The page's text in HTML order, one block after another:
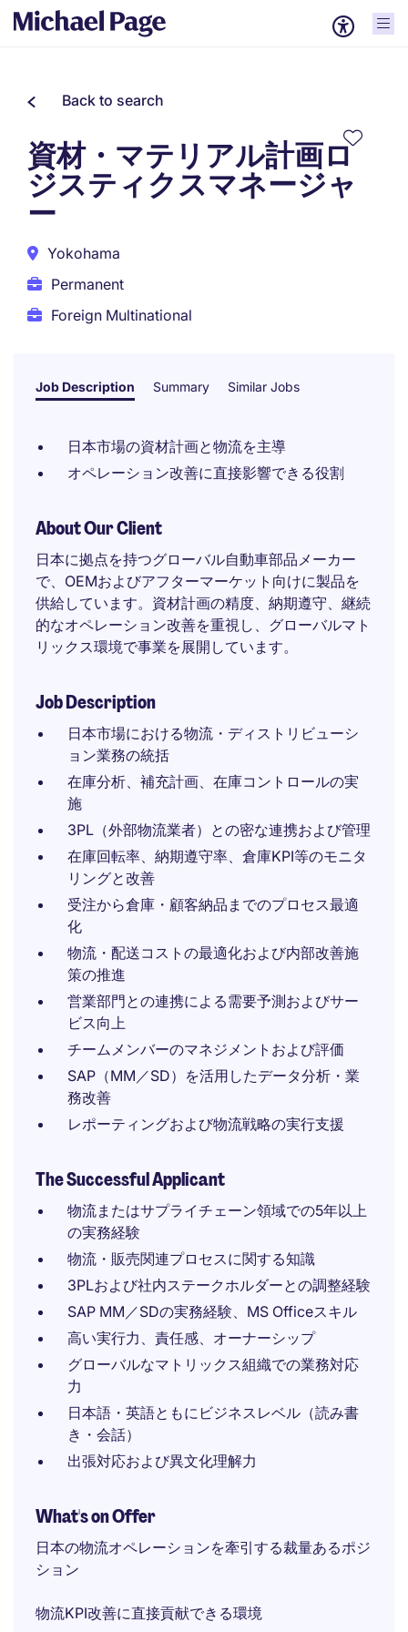
Back to search
資材・マテリアル計画ロ
ジスティクスマネージャ
ー
Yokohama
Permanent
Foreign Multinational
Job Description Summary Similar Jobs
日本市場の資材計画と物流を主導
オペレーション改善に直接影響できる役割
About Our Client
日本に拠点を持つグローバル自動車部品メーカー
で、OEMおよびアフターマーケット向けに製品を
供給しています。資材計画の精度、納期遵守、継続
的なオペレーション改善を重視し、グローバルマト
リックス環境で事業を展開しています。
Job Description
日本市場における物流・ディストリビューシ
ョン業務の統括
在庫分析、補充計画、在庫コントロールの実
施
3PL（外部物流業者）との密な連携および管理
在庫回転率、納期遵守率、倉庫KPI等のモニタ
リングと改善
受注から倉庫・顧客納品までのプロセス最適
化
物流・配送コストの最適化および内部改善施
策の推進
営業部門との連携による需要予測およびサー
ビス向上
チームメンバーのマネジメントおよび評価
SAP（MM／SD）を活用したデータ分析・業
務改善
レポーティングおよび物流戦略の実行支援
The Successful Applicant
物流またはサプライチェーン領域での5年以上
の実務経験
物流・販売関連プロセスに関する知識
3PLおよび社内ステークホルダーとの調整経験
SAP MM／SDの実務経験、MS Officeスキル
高い実行力、責任感、オーナーシップ
グローバルなマトリックス組織での業務対応
力
日本語・英語ともにビジネスレベル（読み書
き・会話）
出張対応および異文化理解力
What's on Offer
日本の物流オペレーションを牽引する裁量あるポジ
ション
物流KPI改善に直接貢献できる環境